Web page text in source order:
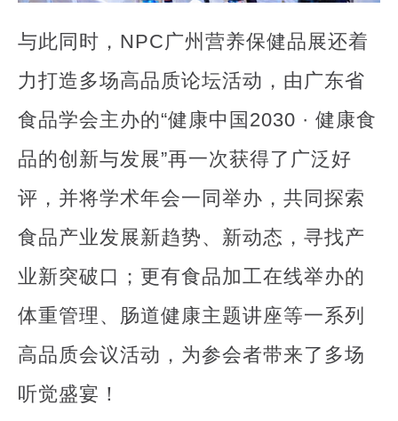
与此同时，NPC广州营养保健品展还着
力打造多场高品质论坛活动，由广东省
食品学会主办的“健康中国2030 · 健康食
品的创新与发展”再一次获得了广泛好
评，并将学术年会一同举办，共同探索
食品产业发展新趋势、新动态，寻找产
业新突破口；更有食品加工在线举办的
体重管理、肠道健康主题讲座等一系列
高品质会议活动，为参会者带来了多场
听觉盛宴！